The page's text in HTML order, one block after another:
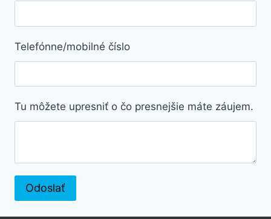
Telefónne/mobilné číslo
Tu môžete upresniť o čo presnejšie máte záujem.
Odoslať